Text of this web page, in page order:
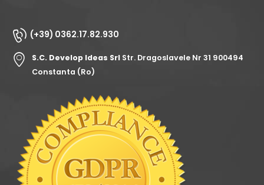
(+39) 0362.17.82.930
S.C. Develop Ideas Srl Str. Dragoslavele Nr 31 900494
Constanta (Ro)